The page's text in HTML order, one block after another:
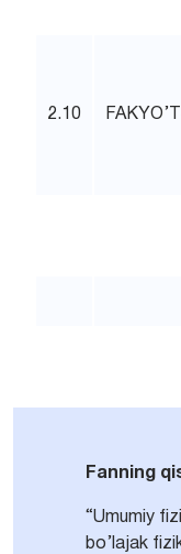
2.10
Fanning
“Umumiy
bo’lajak